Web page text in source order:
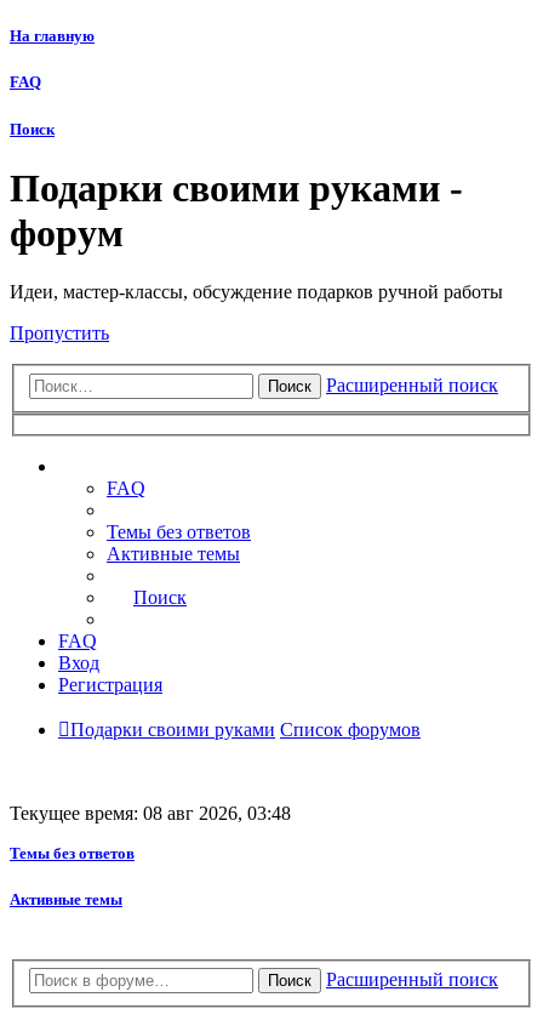
На главную
FAQ
Поиск
Подарки своими руками -
форум
Идеи, мастер-классы, обсуждение подарков ручной работы
Пропустить
Поиск Расширенный поиск
FAQ
Темы без ответов
Активные темы
Поиск
FAQ
Вход
Регистрация
Подарки своими руками Список форумов
Текущее время: 08 авг 2026, 03:48
Темы без ответов
Активные темы
Поиск Расширенный поиск